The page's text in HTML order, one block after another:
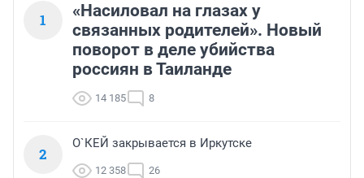
1
«Насиловал на глазах у
связанных родителей». Новый
поворот в деле убийства
россиян в Таиланде
14 185 8
2
О`КЕЙ закрывается в Иркутске
12 358 26